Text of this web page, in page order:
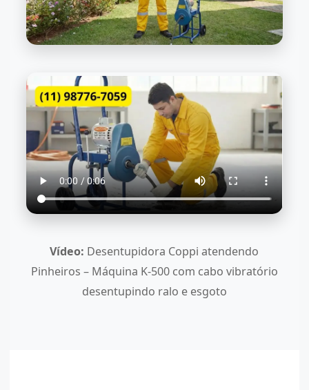
Vídeo: Desentupidora Coppi atendendo
Pinheiros – Máquina K-500 com cabo vibratório
desentupindo ralo e esgoto